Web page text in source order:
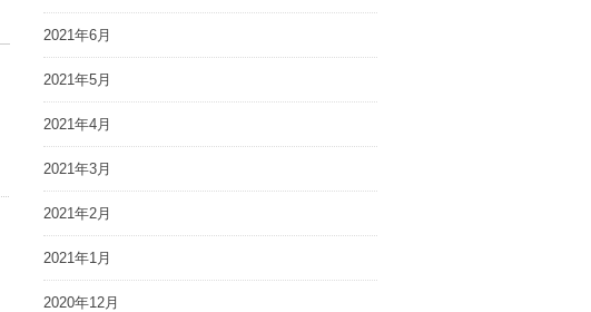
2021年6月
2021年5月
2021年4月
2021年3月
2021年2月
2021年1月
2020年12月